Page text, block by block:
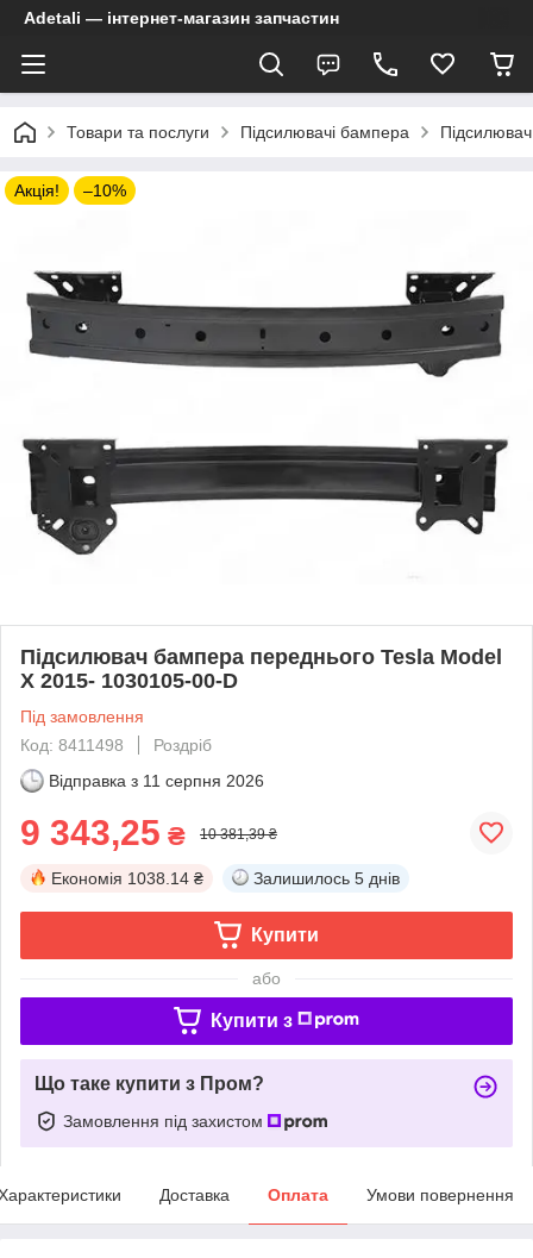
Adetali — інтернет-магазин запчастин
Товари та послуги Підсилювачі бампера
Акція! –10%
Підсилювач бампера переднього Tesla Model
X 2015- 1030105-00-D
Під замовлення
Код: 8411498
Роздріб
Відправка з 11 серпня 2026
9 343,25 ₴ 10 381,39 ₴
Економія 1038.14 ₴ Залишилось 5 днів
Купити
або
Купити з
Що таке купити з Пром?
Замовлення під захистом
Доставка Оплата Умови повернення